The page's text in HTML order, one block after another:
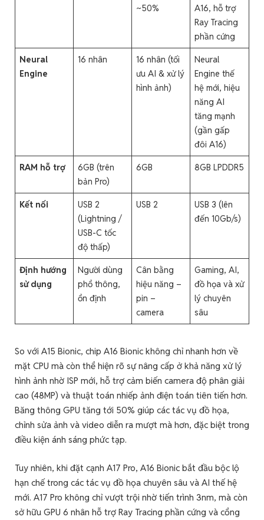
~50%
A16, hỗ trợ
Ray Tracing
phần cứng
Neural
Engine
16 nhân
16 nhân (tối
ưu AI & xử lý
hình ảnh)
Neural
Engine thế
hệ mới, hiệu
năng AI
tăng mạnh
(gần gấp
đôi A16)
RAM hỗ trợ
6GB (trên
bản Pro)
6GB 8GB LPDDR5
Kết nối
USB 2
(Lightning /
USB-C tốc
độ thấp)
USB 2
USB 3 (lên
đến 10Gb/s)
Định hướng
sử dụng
Người dùng
phổ thông,
ổn định
Cân bằng
hiệu năng –
pin –
camera
Gaming, AI,
đồ họa và xử
lý chuyên
sâu
So với A15 Bionic, chip A16 Bionic không chỉ nhanh hơn về
mặt CPU mà còn thể hiện rõ sự nâng cấp ở khả năng xử lý
hình ảnh nhờ ISP mới, hỗ trợ cảm biến camera độ phân giải
cao (48MP) và thuật toán nhiếp ảnh điện toán tiên tiến hơn.
Băng thông GPU tăng tới 50% giúp các tác vụ đồ họa,
chỉnh sửa ảnh và video diễn ra mượt mà hơn, đặc biệt trong
điều kiện ánh sáng phức tạp.
Tuy nhiên, khi đặt cạnh A17 Pro, A16 Bionic bắt đầu bộc lộ
hạn chế trong các tác vụ đồ họa chuyên sâu và AI thế hệ
mới. A17 Pro không chỉ vượt trội nhờ tiến trình 3nm, mà còn
sở hữu GPU 6 nhân hỗ trợ Ray Tracing phần cứng và cổng